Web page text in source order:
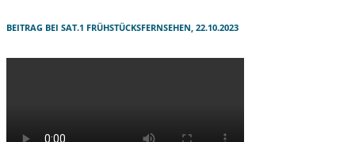
BEITRAG BEI SAT.1 FRÜHSTÜCKSFERNSEHEN, 22.10.2023